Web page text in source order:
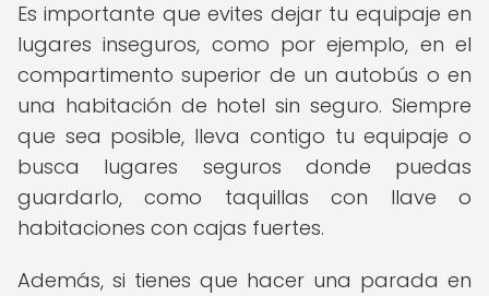
Es importante que evites dejar tu equipaje en
lugares inseguros, como por ejemplo, en el
compartimento superior de un autobús o en
una habitación de hotel sin seguro. Siempre
que sea posible, lleva contigo tu equipaje o
busca lugares seguros donde puedas
guardarlo, como taquillas con llave o
habitaciones con cajas fuertes.
Además, si tienes que hacer una parada en